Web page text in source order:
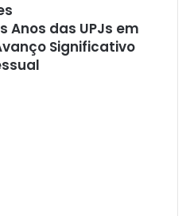
Anos das UPJs em
Significativo